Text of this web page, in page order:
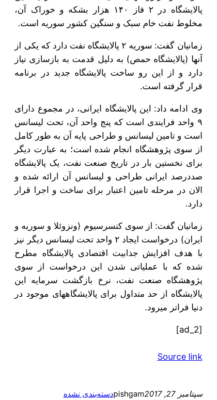
پالایشگاه در ۲ فاز ۱۴۰ هزار بشکه و خوراک آن،
مخلوط نفت خام سبک و سنگین کشور سوریه است.
زمانیان گفت: سوریه ۲ پالایشگاه نفت دارد که یکی از
آنها (پالایشگاه حمص) به دلیل قدمت به بازسازی نیاز
دارد و از این رو ساخت پالایشگاه جدید در برنامه
قرار گرفته است.
وی ادامه داد: این پالایشگاه ایرانی، در مجموع دارای
۹ واحد فرایندی است که پنج واحد آن، تحت لیسانس
است و تامین لیسانس و طراحی پایه آن به طور کامل
از سوی پژوهشگاه انجام شده است؛ به عبارت دیگر
برای نخستین بار در تاریخ صنعت نفت، یک پالایشگاه
صددرصد ایرانی طراحی و لیسانس آن ارائه شده و
الان در مرحله تامین اعتبار برای ساخت و اجرا قرار
دارد.
زمانیان گفت: از سوی کنسرسیوم (ونزوئلا و سوریه و
ایران) درخواست ایجاد ۲ واحد تحت لیسانس دیگر نیز
با هدف افزایش جذابیت اقتصادی پالایشگاه مطرح
شده که با عملیاتی شدن این درخواست از سوی
پژوهشگاه صنعت نفت، نرخ بازگشت سرمایه این
پالایشگاه از حد متداول برای پالایشگاه‎های موجود در
دنیا فراتر می‎رود.
[ad_2]
Source link
سپتامبر 27, 2017 pishgamدسته‌بندی نشده